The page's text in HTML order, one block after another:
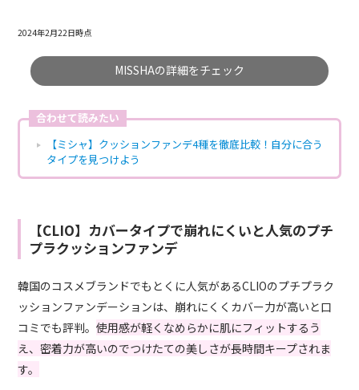
2024年2月22日時点
MISSHAの詳細をチェック
合わせて読みたい
【ミシャ】クッションファンデ4種を徹底比較！自分に合う
タイプを見つけよう
【CLIO】カバータイプで崩れにくいと人気のプチ
プラクッションファンデ
韓国のコスメブランドでもとくに人気があるCLIOのプチプラク
ッションファンデーションは、崩れにくくカバー力が高いと口
コミでも評判。使用感が軽くなめらかに肌にフィットするう
え、密着力が高いのでつけたての美しさが長時間キープされま
す。